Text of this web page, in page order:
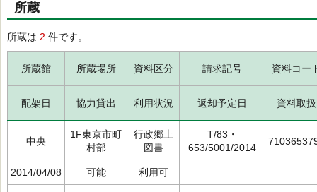
所蔵
所蔵は 2 件です。
所蔵館 所蔵場所 資料区分 請求記号 資料コー
配架日 協力貸出 利用状況 返却予定日 資料取扱
中央
1F東京市町
村部
行政郷土
図書
T/83・
653/5001/2014
2014/04/08 可能 利用可